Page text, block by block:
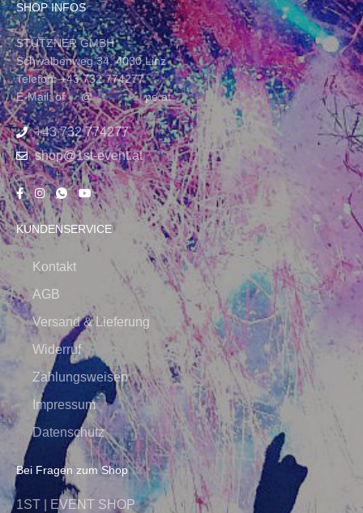
SHOP INFOS
STÜTZNER GMBH
Schwalbenweg 34, 4030 Linz
Telefon: +43 732 774277
E-Mail:of****@*************pe.at
+43 732 774277
shop@1st-event.at
KUNDENSERVICE
Kontakt
AGB
Versand & Lieferung
Widerruf
Zahlungsweisen
Impressum
Datenschutz
Bei Fragen zum Shop
1ST | EVENT SHOP